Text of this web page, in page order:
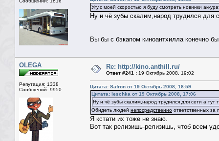
Угу,с моей скоростью я буду смотреть новинки
Ну и чё зубы скалим,народ трудился для
Вы бы с бэкапом киноантхилла конечно
OLEGA
Репутация: 1338
Сообщений: 9950
Re: http://kino.anthill.ru/
Ответ #241 : 19 Октябрь 2008, 19:02
Цитата: Safron от 19 Октябрь 2008, 18:59
Цитата: leschka от 19 Октябрь 2008, 17:06
Ну и чё зубы скалим,народ трудился для сети а тут
Обидеть людей непосредственно ответственных за
Я кстати их тоже не знаю.
Вот так релизишь-релизишь, чтоб всем